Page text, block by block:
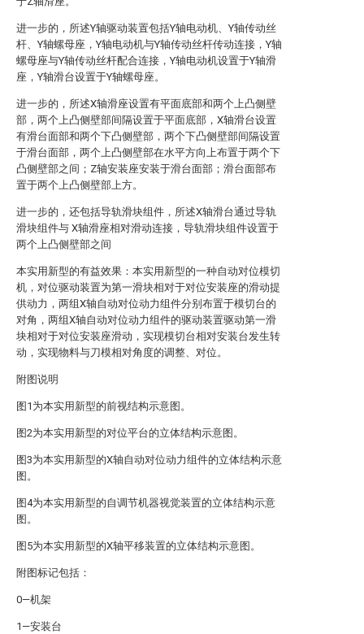
进一步的，所述Y轴驱动装置包括Y轴电动机、Y轴传动丝
杆、Y轴螺母座，Y轴电动机与Y轴传动丝杆传动连接，Y轴
螺母座与Y轴传动丝杆配合连接，Y轴电动机设置于Y轴滑
座，Y轴滑台设置于Y轴螺母座。
进一步的，所述X轴滑座设置有平面底部和两个上凸侧壁
部，两个上凸侧壁部间隔设置于平面底部，X轴滑台设置
有滑台面部和两个下凸侧壁部，两个下凸侧壁部间隔设置
于滑台面部，两个上凸侧壁部在水平方向上布置于两个下
凸侧壁部之间；Z轴安装座安装于滑台面部；滑台面部布
置于两个上凸侧壁部上方。
进一步的，还包括导轨滑块组件，所述X轴滑台通过导轨
滑块组件与 X轴滑座相对滑动连接，导轨滑块组件设置于
两个上凸侧壁部之间
本实用新型的有益效果：本实用新型的一种自动对位模切
机，对位驱动装置为第一滑块相对于对位安装座的滑动提
供动力，两组X轴自动对位动力组件分别布置于模切台的
对角，两组X轴自动对位动力组件的驱动装置驱动第一滑
块相对于对位安装座滑动，实现模切台相对安装台发生转
动，实现物料与刀模相对角度的调整、对位。
附图说明
图1为本实用新型的前视结构示意图。
图2为本实用新型的对位平台的立体结构示意图。
图3为本实用新型的X轴自动对位动力组件的立体结构示意
图。
图4为本实用新型的自调节机器视觉装置的立体结构示意
图。
图5为本实用新型的X轴平移装置的立体结构示意图。
附图标记包括：
0—机架
1—安装台